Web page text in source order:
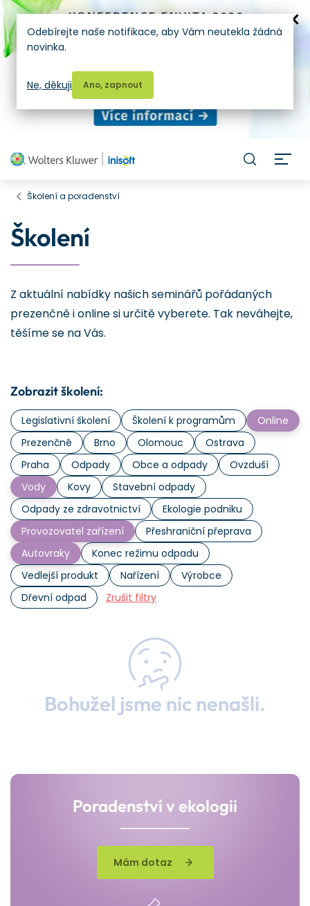
Školení a poradenství
Školení
Z aktuální nabídky našich seminářů pořádaných
prezenčně i online si určitě vyberete. Tak neváhejte,
těšíme se na Vás.
Zobrazit školení:
Legislativní školení Školení k programům
Online
Prezenčně
Brno Olomouc
Ostrava
Praha
Odpady Obce a odpady
Ovzduší
Vody
Kovy
Stavební odpady
Odpady ze zdravotnictví
Ekologie podniku
Provozovatel zařízení
Přeshraniční přeprava
Autovraky
Konec režimu odpadu
Vedlejší produkt
Nařízení
Výrobce
Dřevní odpad
Zrušit filtry
Bohužel jsme nic nenašli.
Poradenství v ekologii
Mám dotaz
Odebírejte naše notifikace, aby Vám neutekla žádná
novinka.
Ano, zapnout
Ne, děkuji